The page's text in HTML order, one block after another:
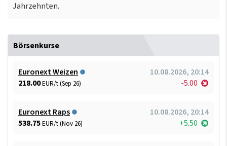
Jahrzehnten.
Börsenkurse
Euronext Weizen
10.08.2026, 20:14
218.00EUR/t (Sep 26) -5.00
Euronext Raps
10.08.2026, 20:14
538.75EUR/t (Nov 26) +5.50